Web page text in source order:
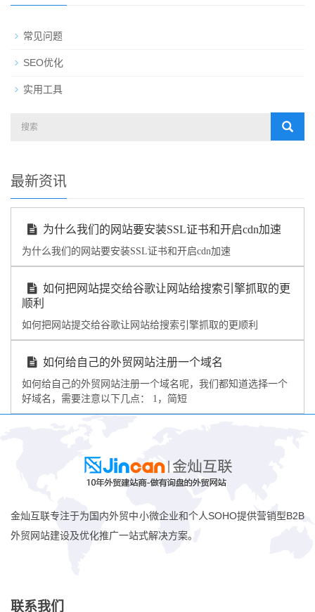
常见问题
SEO优化
实用工具
最新资讯
为什么我们的网站要安装SSL证书和开启cdn加速
为什么我们的网站要安装SSL证书和开启cdn加速
如何把网站提交给谷歌让网站给搜索引擎抓取的更
顺利
如何把网站提交给谷歌让网站给搜索引擎抓取的更顺利
如何给自己的外贸网站注册一个域名
如何给自己的外贸网站注册一个域名呢，我们都知道选择一个
好域名，需要注意以下几点： 1，简短
金灿互联专注于为国内外贸中小微企业和个人SOHO提供营销型B2B
外贸网站建设及优化推广一站式解决方案。
联系我们